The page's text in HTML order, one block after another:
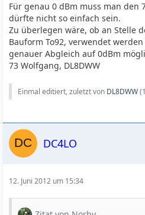
Für genau 0 dBm muss man den
dürfte nicht so einfach sein.
Zu überlegen wäre, ob an Stelle
Bauform To92, verwendet
genauer Abgleich auf 0dBm
73 Wolfgang, DL8DWW
Einmal editiert, zuletzt von DL8DWW(
DC4LO
12. Juni 2012 um 15:34